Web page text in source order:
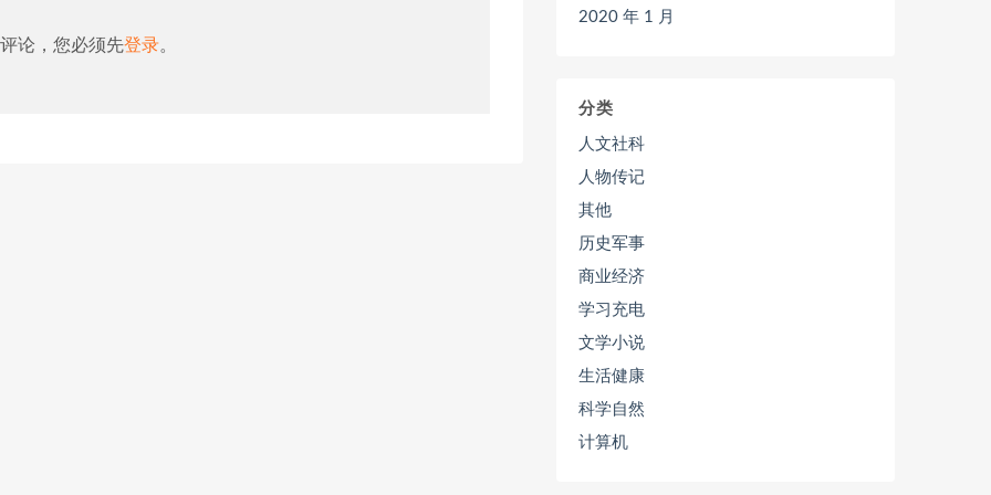
论，您必须先登录。
2020 年 1 月
分类
人文社科
人物传记
其他
历史军事
商业经济
学习充电
文学小说
生活健康
科学自然
计算机